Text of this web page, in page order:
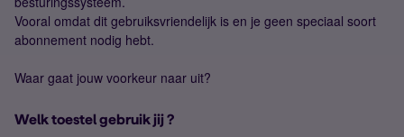
Vooral omdat dit gebruiksvriendelijk is en je geen speciaal soort
abonnement nodig hebt.
Waar gaat jouw voorkeur naar uit?
Welk toestel gebruik jij ?